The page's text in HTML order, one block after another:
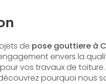
de pose gouttiere à
envers la
vos travaux de
pourquoi nous